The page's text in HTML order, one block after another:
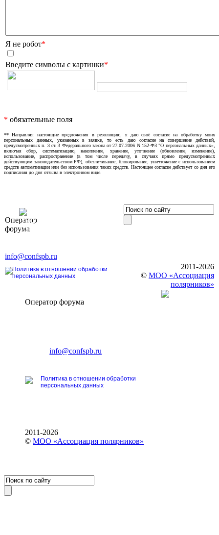
Я не робот*
Введите символы с картинки*
* обязательные поля
** Направляя настоящие предложения в резолюцию, я даю своё согласие на обработку моих
персональных данных, указанных в заявке, то есть даю согласие на совершение действий,
предусмотренных п. 3 ст. 3 Федерального закона от 27.07.2006 N 152-ФЗ "О персональных данных»,
включая сбор, систематизацию, накопление, хранение, уточнение (обновление, изменение),
использование, распространение (в том числе передачу, в случаях прямо предусмотренных
действующим законодательством РФ), обезличивание, блокирование, уничтожение с использованием
средств автоматизации или без использования таких средств. Настоящее согласие действует со дня его
подписания до дня отзыва в электронном виде.
Оператор
форума
Элит»
196191, г. Санкт-Петербург,
info@confspb.ru
Политика в отношении обработки
персональных данных
2011-2026
© МОО «Ассоциация
полярников»
Оператор форума
E-mail:info@confspb.ru
Политика в отношении обработки
персональных данных
2011-2026
©МОО «Ассоциация полярников»